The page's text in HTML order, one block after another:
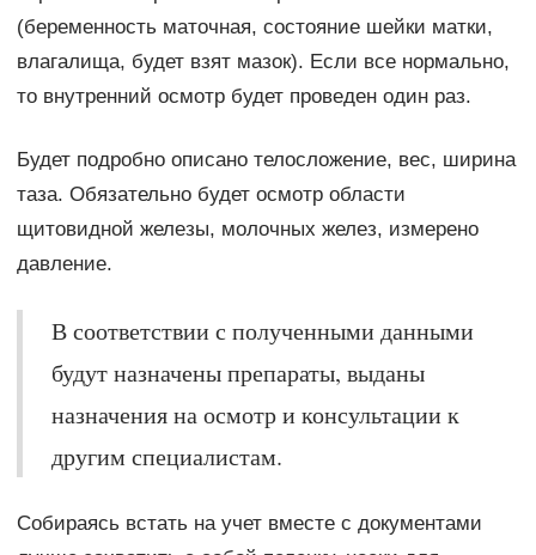
(беременность маточная, состояние шейки матки,
влагалища, будет взят мазок). Если все нормально,
то внутренний осмотр будет проведен один раз.
Будет подробно описано телосложение, вес, ширина
таза. Обязательно будет осмотр области
щитовидной железы, молочных желез, измерено
давление.
В соответствии с полученными данными
будут назначены препараты, выданы
назначения на осмотр и консультации к
другим специалистам.
Собираясь встать на учет вместе с документами